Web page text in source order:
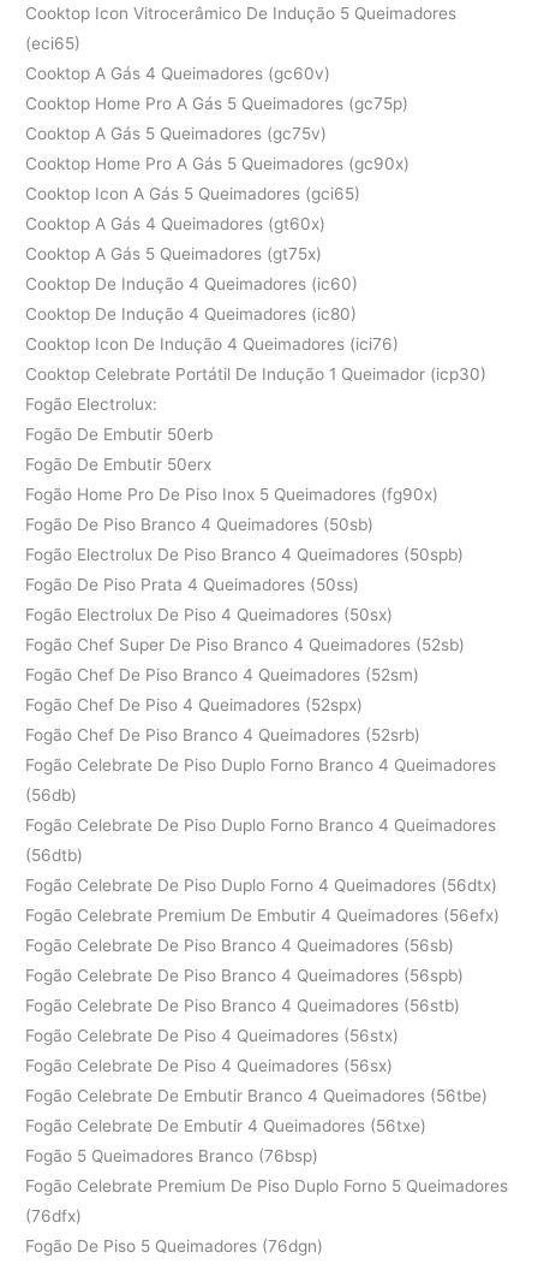
Cooktop Icon Vitrocerâmico De Indução 5 Queimadores
(eci65)
Cooktop A Gás 4 Queimadores (gc60v)
Cooktop Home Pro A Gás 5 Queimadores (gc75p)
Cooktop A Gás 5 Queimadores (gc75v)
Cooktop Home Pro A Gás 5 Queimadores (gc90x)
Cooktop Icon A Gás 5 Queimadores (gci65)
Cooktop A Gás 4 Queimadores (gt60x)
Cooktop A Gás 5 Queimadores (gt75x)
Cooktop De Indução 4 Queimadores (ic60)
Cooktop De Indução 4 Queimadores (ic80)
Cooktop Icon De Indução 4 Queimadores (ici76)
Cooktop Celebrate Portátil De Indução 1 Queimador (icp30)
Fogão Electrolux:
Fogão De Embutir 50erb
Fogão De Embutir 50erx
Fogão Home Pro De Piso Inox 5 Queimadores (fg90x)
Fogão De Piso Branco 4 Queimadores (50sb)
Fogão Electrolux De Piso Branco 4 Queimadores (50spb)
Fogão De Piso Prata 4 Queimadores (50ss)
Fogão Electrolux De Piso 4 Queimadores (50sx)
Fogão Chef Super De Piso Branco 4 Queimadores (52sb)
Fogão Chef De Piso Branco 4 Queimadores (52sm)
Fogão Chef De Piso 4 Queimadores (52spx)
Fogão Chef De Piso Branco 4 Queimadores (52srb)
Fogão Celebrate De Piso Duplo Forno Branco 4 Queimadores
(56db)
Fogão Celebrate De Piso Duplo Forno Branco 4 Queimadores
(56dtb)
Fogão Celebrate De Piso Duplo Forno 4 Queimadores (56dtx)
Fogão Celebrate Premium De Embutir 4 Queimadores (56efx)
Fogão Celebrate De Piso Branco 4 Queimadores (56sb)
Fogão Celebrate De Piso Branco 4 Queimadores (56spb)
Fogão Celebrate De Piso Branco 4 Queimadores (56stb)
Fogão Celebrate De Piso 4 Queimadores (56stx)
Fogão Celebrate De Piso 4 Queimadores (56sx)
Fogão Celebrate De Embutir Branco 4 Queimadores (56tbe)
Fogão Celebrate De Embutir 4 Queimadores (56txe)
Fogão 5 Queimadores Branco (76bsp)
Fogão Celebrate Premium De Piso Duplo Forno 5 Queimadores
(76dfx)
Fogão De Piso 5 Queimadores (76dgn)